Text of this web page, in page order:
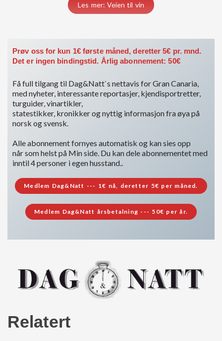
Les mer: Veien til vin
Prøv oss for kun 1€ første måned, deretter 5€ pr. mnd.
Det er ingen bindingstid. Årlig abonnement: 50€
Få full tilgang til Dag&Natt`s nettavis for Gran Canaria,
med nyheter, interessante reportasjer, kjendisportretter,
turguider, vinartikler,
statestikker, kronikker og nyttig informasjon fra øya på
norsk og svensk.
Alle abonnement fornyes automatisk og kan sies opp
når som helst på Min side. Du kan dele abonnementet med
inntil 4 personer i egen husstand..
Medlem Dag&Natt --- 1€ nå, deretter 5€ per måned.
Medlem Dag&Natt årsbetalning --- 50€ per år.
Relatert